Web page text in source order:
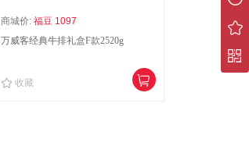
商城价: 福豆 1097
万威客经典牛排礼盒F款2520g
收藏